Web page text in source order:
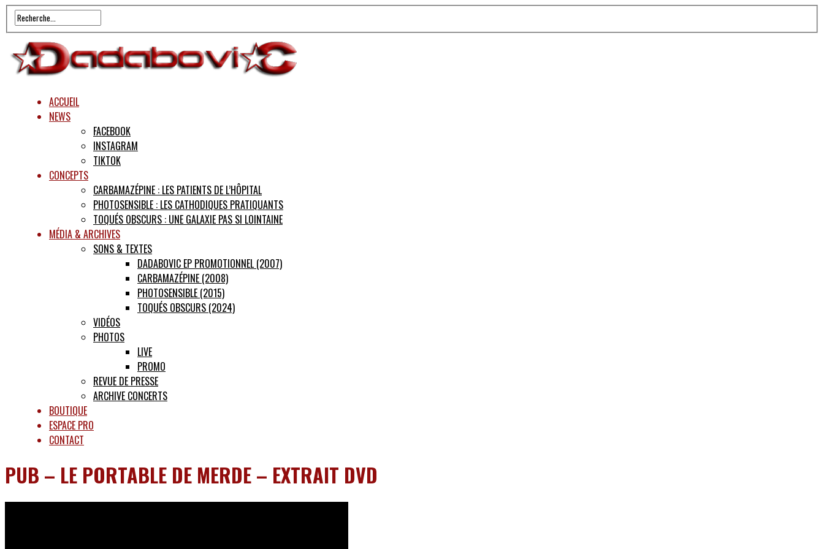
ACCUEIL
NEWS
FACEBOOK
INSTAGRAM
TIKTOK
CONCEPTS
CARBAMAZÉPINE : LES PATIENTS DE L’HÔPITAL
PHOTOSENSIBLE : LES CATHODIQUES PRATIQUANTS
TOQUÉS OBSCURS : UNE GALAXIE PAS SI LOINTAINE
MÉDIA & ARCHIVES
SONS & TEXTES
DADABOVIC EP PROMOTIONNEL (2007)
CARBAMAZÉPINE (2008)
PHOTOSENSIBLE (2015)
TOQUÉS OBSCURS (2024)
VIDÉOS
PHOTOS
LIVE
PROMO
REVUE DE PRESSE
ARCHIVE CONCERTS
BOUTIQUE
ESPACE PRO
CONTACT
PUB – LE PORTABLE DE MERDE – EXTRAIT DVD